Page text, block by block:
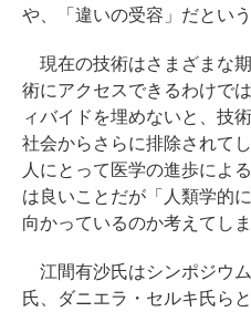
や、「違いの受容」だという
現在の技術はさまざまな
術にアクセスできるわけで
ィバイドを埋めないと、技
社会からさらに排除されて
人にとって医学の進歩によ
は良いことだが「人類学的
向かっているのか考えてし
江間有沙氏はシンポジウ
氏、ダニエラ・セルキ氏ら